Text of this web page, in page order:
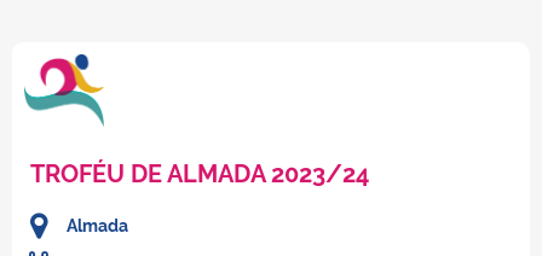
TROFÉU DE ALMADA 2023/24
Almada